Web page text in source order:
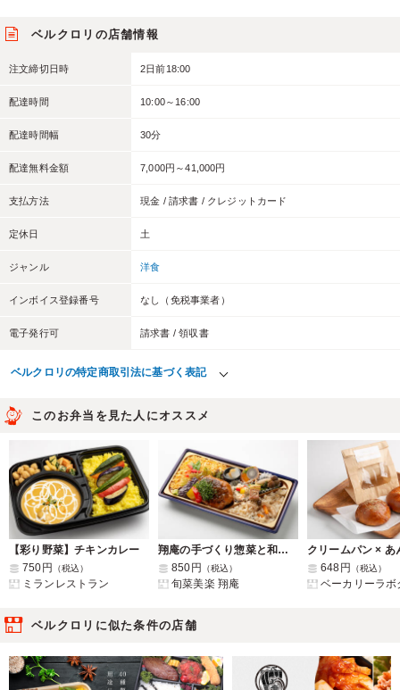
ベルクロリの店舗情報
注文締切日時 2日前18:00
配達時間 10:00～16:00
配達時間幅 30分
配達無料金額 7,000円～41,000円
支払方法 現金 / 請求書 / クレジットカード
定休日 土
ジャンル 洋食
インボイス登録番号 なし（免税事業者）
電子発行可 請求書 / 領収書
ベルクロリの特定商取引法に基づく表記
このお弁当を見た人にオススメ
【彩り野菜】チキンカレー
750円
（税込）
ミランレストラン
翔庵の手づくり惣菜と和風おろし照り焼きハンバーグ弁当
850円
（税込）
旬菜美楽 翔庵
クリームパン × あ
648円
（税込）
ベーカリーラボクアド
ベルクロリに似た条件の店舗